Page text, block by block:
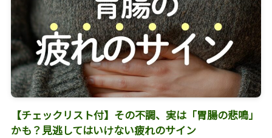
【チェックリスト付】その不調、実は「胃腸の悲鳴」
かも？見逃してはいけない疲れのサイン